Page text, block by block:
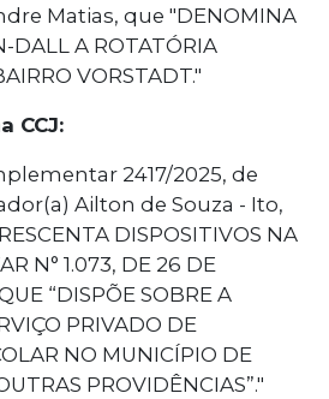
Matias, que "DENOMINA
DALL A ROTATÓRIA
VORSTADT."
CCJ:
2417/2025, de
Ailton de Souza - Ito,
DISPOSITIVOS NA
N° 1.073, DE 26 DE
“DISPÕE SOBRE A
PRIVADO DE
NO MUNICÍPIO DE
PROVIDÊNCIAS”."